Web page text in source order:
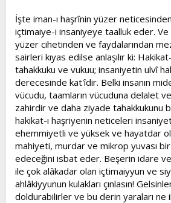
İşte iman-ı haşrînin yüzer
içtimaiye-i insaniyeye taalluk eder.
yüzer cihetinden ve faydalarından
sairleri kıyas edilse anlaşılır ki:
tahakkuku ve vukuu; insaniyetin ulvî
derecesinde kat'îdir. Belki insanın
vücudu, taamların vücuduna delalet
zahirdir ve daha ziyade tahakkukunu
hakikat-ı haşriyenin neticeleri
ehemmiyetli ve yüksek ve hayatdar
mahiyeti, murdar ve mikrop yuvası
edeceğini isbat eder. Beşerin idare
ile çok alâkadar olan içtimaiyyun ve
ahlâkiyyunun kulakları çınlasın!
doldurabilirler ve bu derin yaraları